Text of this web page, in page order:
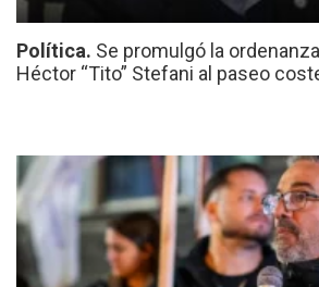
Política. Se promulgó la
Héctor “Tito” Stefani al paseo